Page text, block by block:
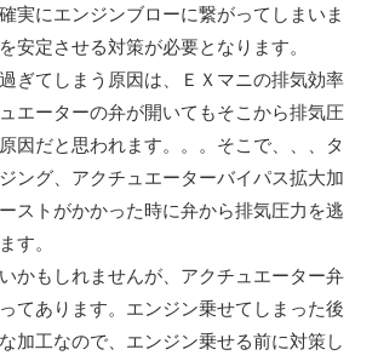
実にエンジンブローに繋がってしまいま
安定させる対策が必要となります。
ぎてしまう原因は、ＥＸマニの排気効率
エーターの弁が開いてもそこから排気圧
因だと思われます。。。そこで、、、タ
ング、アクチュエーターバイパス拡大加
ストがかかった時に弁から排気圧力を逃
す。
かもしれませんが、アクチュエーター弁
てあります。エンジン乗せてしまった後
加工なので、エンジン乗せる前に対策し